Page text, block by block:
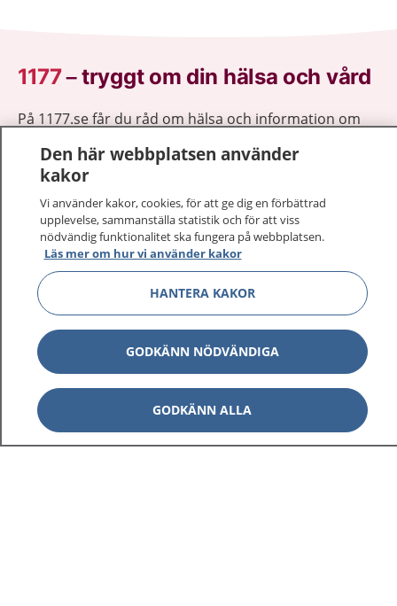
1177–tryggt om din hälsa och vård
På 1177.se får du råd om hälsa och information om
Logga in för att läsa din journal och göra dina
vårdärenden. Ring telefonnummer 1177 för
sjukvårdsrådgivning dygnet runt.
1177 ger dig råd när du vill må bättre.
1177 på flera språk Visa
Om 1177 Visa
Visa
Den här webbplatsen använder
kakor
Vi använder kakor, cookies, för att ge dig en förbättrad
upplevelse, sammanställa statistik och för att viss
nödvändig funktionalitet ska fungera på webbplatsen.
Läs mer om hur vi använder kakor
HANTERA KAKOR
GODKÄNN NÖDVÄNDIGA
GODKÄNN ALLA